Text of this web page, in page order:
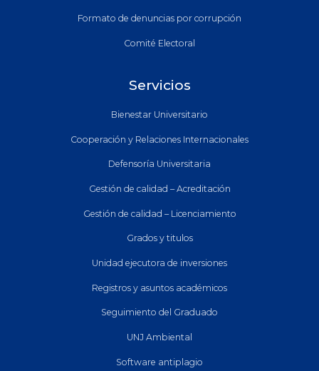
Formato de denuncias por corrupción
Comité Electoral
Servicios
Bienestar Universitario
Cooperación y Relaciones Internacionales
Defensoría Universitaria
Gestión de calidad – Acreditación
Gestión de calidad – Licenciamiento
Grados y titulos
Unidad ejecutora de inversiones
Registros y asuntos académicos
Seguimiento del Graduado
UNJ Ambiental
Software antiplagio